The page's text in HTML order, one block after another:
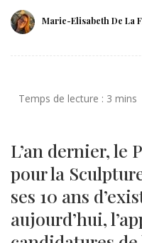
Marie-Elisabeth De La
L’an dernier, le
pour la
ses 10 ans
aujourd’hui,